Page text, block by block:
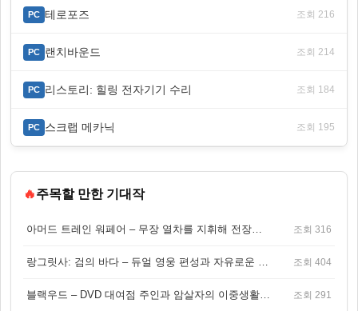
PC 테로포즈 조회 216
PC 랜치바운드 조회 214
PC 리스토리: 힐링 전자기기 수리 조회 184
PC 스크랩 메카닉 조회 195
🔥주목할 만한 기대작
아머드 트레인 워페어 – 무장 열차를 지휘해 전장을 돌파하는 생존 전투 게임 조회 316
랑그릿사: 검의 바다 – 듀얼 영웅 편성과 자유로운 탐험을 결합한 판타지 전략 RPG 조회 404
블랙우드 – DVD 대여점 주인과 암살자의 이중생활을 그린 3인칭 액션 스릴러 게임 조회 291